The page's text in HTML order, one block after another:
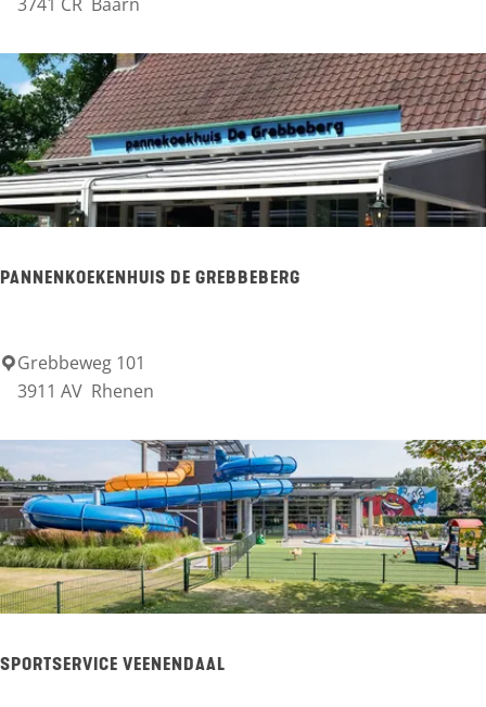
a
a
r
n
o
r
t
c
e
n
r
m
T
r
i
t
s
PANNENKOEKENHUIS DE GREBBEBERG
P
n
n
e
n
k
o
k
Grebbeweg 101
3911 AV Rhenen
SPORTSERVICE VEENENDAAL